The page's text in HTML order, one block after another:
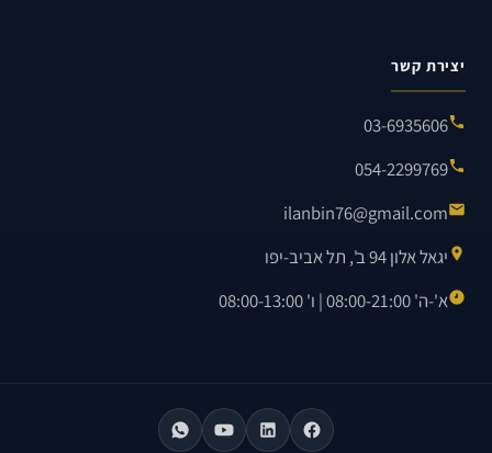
יצירת קשר
03-6935606
054-2299769
ilanbin76@gmail.com
יגאל אלון 94 ב', תל אביב-יפו
א'-ה' 08:00-21:00 | ו' 08:00-13:00